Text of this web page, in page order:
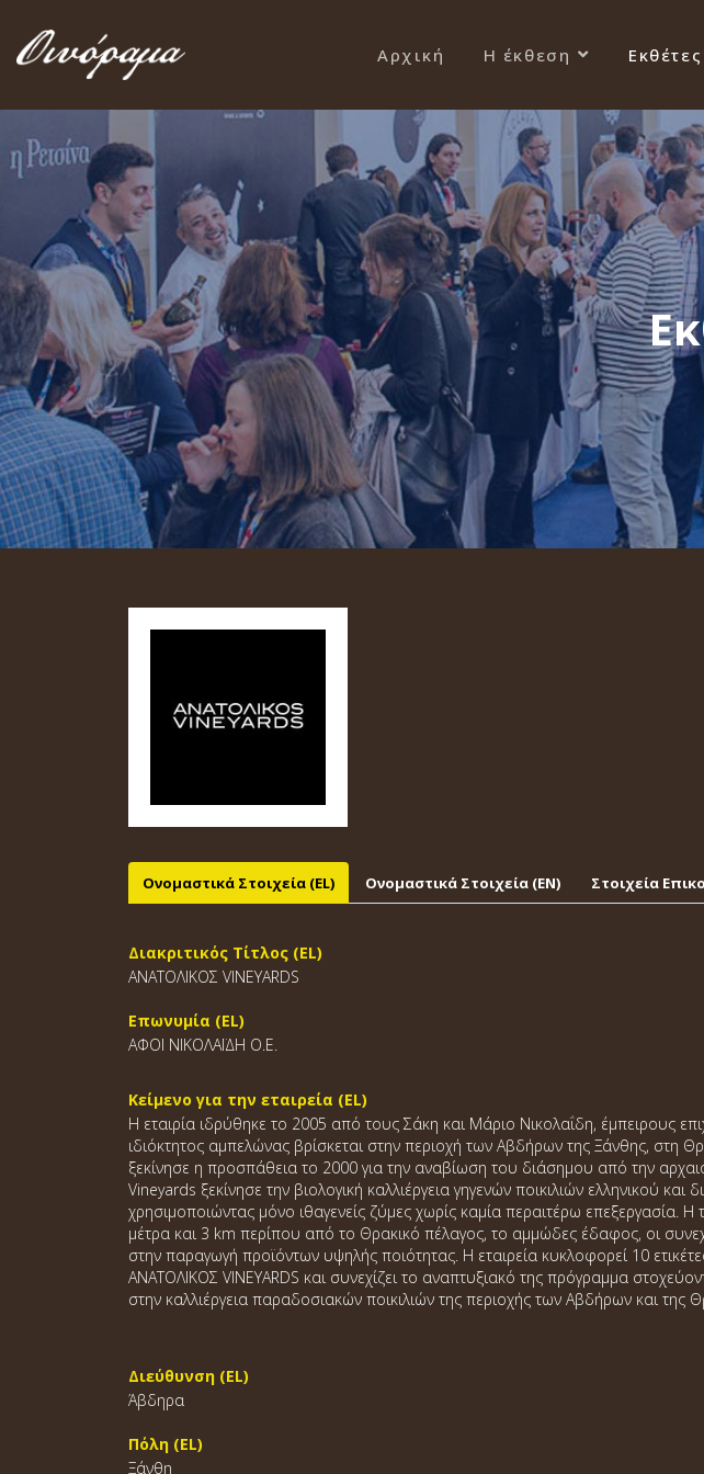
Αρχική Η έκθεση Εκθέτες
Ονομαστικά Στοιχεία (EL) Ονομαστικά Στοιχεία (EΝ) Στοιχεία
Διακριτικός Τίτλος (EL)
ΑΝΑΤΟΛΙΚΟΣ VINEYARDS
Επωνυμία (EL)
ΑΦΟΙ ΝΙΚΟΛΑΪΔΗ Ο.Ε.
Κείμενο για την εταιρεία (EL)
H εταιρία ιδρύθηκε το 2005 από τους Σάκη και Μάριο Νικολαΐδη, έμπειρους
ιδιόκτητος αμπελώνας βρίσκεται στην περιοχή των Αβδήρων της Ξάνθης,
ξεκίνησε η προσπάθεια το 2000 για την αναβίωση του διάσημου από την
Vineyards ξεκίνησε την βιολογική καλλιέργεια γηγενών ποικιλιών ελληνικού
χρησιμοποιώντας μόνο ιθαγενείς ζύμες χωρίς καμία περαιτέρω
μέτρα και 3 km περίπου από το Θρακικό πέλαγος, το αμμώδες έδαφος, οι
στην παραγωγή προϊόντων υψηλής ποιότητας. Η εταιρεία κυκλοφορεί 10
ΑΝΑΤΟΛΙΚΟΣ VINEYARDS και συνεχίζει το αναπτυξιακό της πρόγραμμα
στην καλλιέργεια παραδοσιακών ποικιλιών της περιοχής των Αβδήρων και
Διεύθυνση (EL)
Άβδηρα
Πόλη (EL)
Ξάνθη